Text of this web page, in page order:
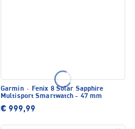
Garmin · Fenix 8 Solar Sapphire
Multisport Smartwatch - 47 mm
€ 999,99